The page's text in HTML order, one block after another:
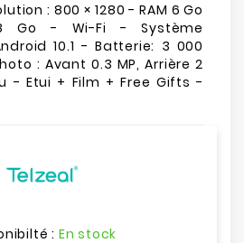
: 800 × 1280 - RAM 6 Go
Go - Wi-Fi - Système
10.1 - Batterie: 3 000
: Avant 0.3 MP, Arrière 2
- Etui + Film + Free Gifts -
: En stock